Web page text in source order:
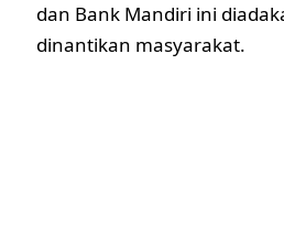
dan Bank Mandiri ini
dinantikan masyarakat.